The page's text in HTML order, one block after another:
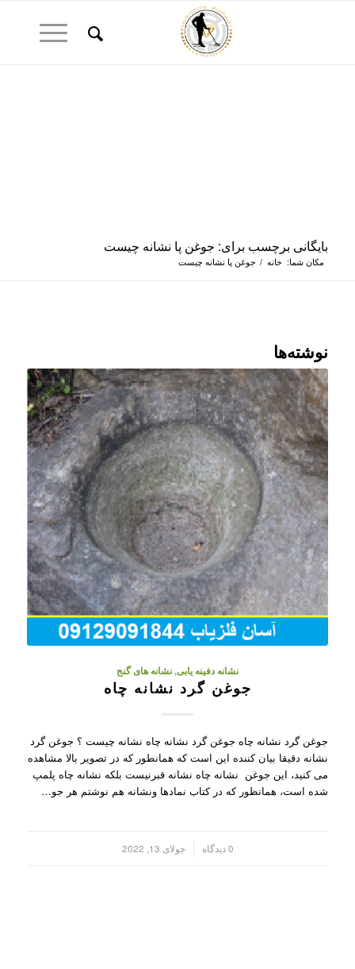
بایگانی برچسب برای: جوغن پا نشانه چیست
مکان شما: خانه / جوغن پا نشانه چیست
نوشته‌ها
نشانه دفینه یابی,نشانه های گنج
جوغن گرد نشانه چاه
جوغن گرد نشانه چاه جوغن گرد نشانه چاه نشانه چیست ؟ جوغن گرد
نشانه دقیقا بیان کننده این است که همانطور که در تصویر بالا مشاهده
می کنید، این جوغن نشانه چاه نشانه قبرنیست بلکه نشانه چاه پلمپ
شده است، همانظور که در کتاب نمادها ونشانه هم نوشتم هر جو…
0 دیدگاه جولای 13, 2022